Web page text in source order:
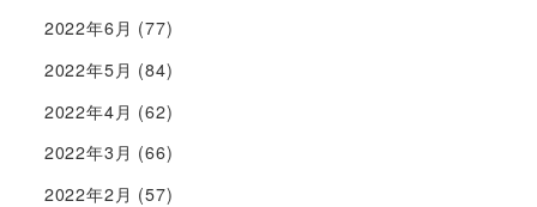
2022年6月 (77)
2022年5月 (84)
2022年4月 (62)
2022年3月 (66)
2022年2月 (57)